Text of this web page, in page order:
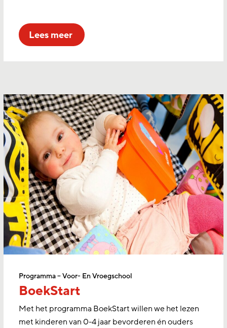
lees meer
Programma – Voor- En Vroegschool
BoekStart
Met het programma BoekStart willen we het lezen
met kinderen van 0-4 jaar bevorderen én ouders